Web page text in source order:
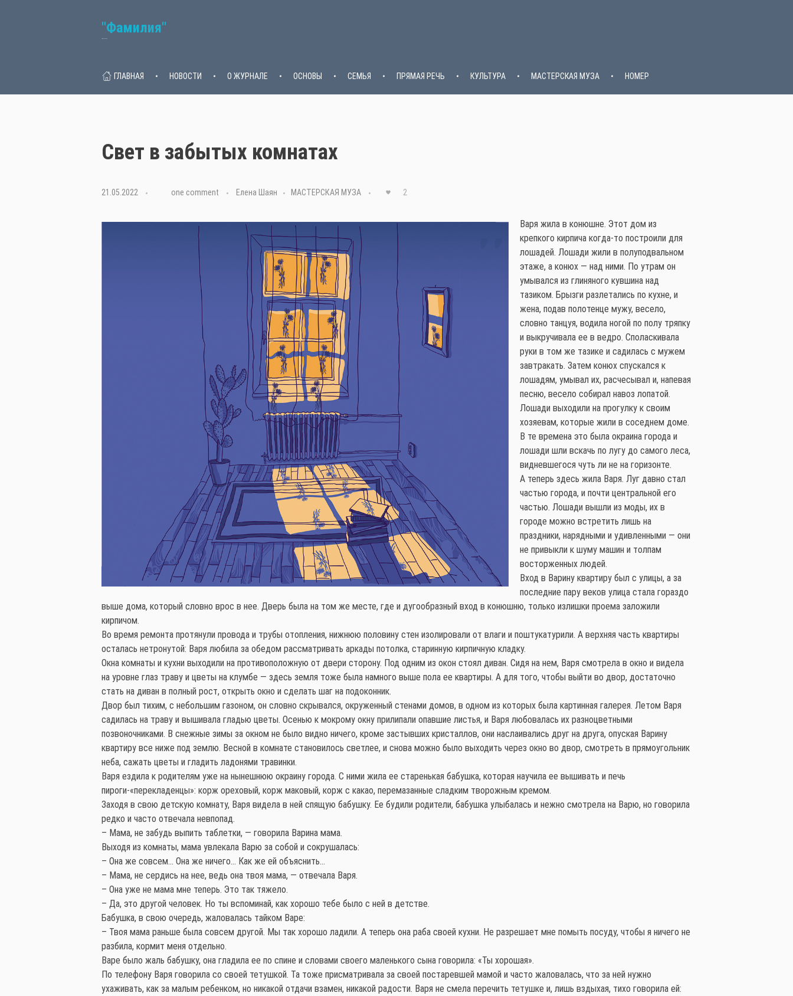
"Фамилия"
ГЛАВНАЯ НОВОСТИ О ЖУРНАЛЕ ОСНОВЫ СЕМЬЯ ПРЯМАЯ РЕЧЬ КУЛЬТУРА МАСТЕРСКАЯ МУЗА НОМЕР
Свет в забытых комнатах
21.05.2022 one comment Елена Шаян МАСТЕРСКАЯ МУЗА 2
Варя жила в конюшне. Этот дом из
крепкого кирпича когда-то построили для
лошадей. Лошади жили в полуподвальном
этаже, а конюх — над ними. По утрам он
умывался из глиняного кувшина над
тазиком. Брызги разлетались по кухне, и
жена, подав полотенце мужу, весело,
словно танцуя, водила ногой по полу тряпку
и выкручивала ее в ведро. Споласкивала
руки в том же тазике и садилась с мужем
завтракать. Затем конюх спускался к
лошадям, умывал их, расчесывал и, напевая
песню, весело собирал навоз лопатой.
Лошади выходили на прогулку к своим
хозяевам, которые жили в соседнем доме.
В те времена это была окраина города и
лошади шли вскачь по лугу до самого леса,
видневшегося чуть ли не на горизонте.
А теперь здесь жила Варя. Луг давно стал
частью города, и почти центральной его
частью. Лошади вышли из моды, их в
городе можно встретить лишь на
праздники, нарядными и удивленными — они
не привыкли к шуму машин и толпам
восторженных людей.
Вход в Варину квартиру был с улицы, а за
последние пару веков улица стала гораздо
выше дома, который словно врос в нее. Дверь была на том же месте, где и дугообразный вход в конюшню, только излишки проема заложили
кирпичом.
Во время ремонта протянули провода и трубы отопления, нижнюю половину стен изолировали от влаги и поштукатурили. А верхняя часть квартиры
осталась нетронутой: Варя любила за обедом рассматривать аркады потолка, старинную кирпичную кладку.
Окна комнаты и кухни выходили на противоположную от двери сторону. Под одним из окон стоял диван. Сидя на нем, Варя смотрела в окно и видела
на уровне глаз траву и цветы на клумбе — здесь земля тоже была намного выше пола ее квартиры. А для того, чтобы выйти во двор, достаточно
стать на диван в полный рост, открыть окно и сделать шаг на подоконник.
Двор был тихим, с небольшим газоном, он словно скрывался, окруженный стенами домов, в одном из которых была картинная галерея. Летом Варя
садилась на траву и вышивала гладью цветы. Осенью к мокрому окну прилипали опавшие листья, и Варя любовалась их разноцветными
позвоночниками. В снежные зимы за окном не было видно ничего, кроме застывших кристаллов, они наслаивались друг на друга, опуская Варину
квартиру все ниже под землю. Весной в комнате становилось светлее, и снова можно было выходить через окно во двор, смотреть в прямоугольник
неба, сажать цветы и гладить ладонями травинки.
Варя ездила к родителям уже на нынешнюю окраину города. С ними жила ее старенькая бабушка, которая научила ее вышивать и печь
пироги-«перекладенцы»: корж ореховый, корж маковый, корж с какао, перемазанные сладким творожным кремом.
Заходя в свою детскую комнату, Варя видела в ней спящую бабушку. Ее будили родители, бабушка улыбалась и нежно смотрела на Варю, но говорила
редко и часто отвечала невпопад.
– Мама, не забудь выпить таблетки, — говорила Варина мама.
Выходя из комнаты, мама увлекала Варю за собой и сокрушалась:
– Она же совсем… Она же ничего… Как же ей объяснить…
– Мама, не сердись на нее, ведь она твоя мама, — отвечала Варя.
– Она уже не мама мне теперь. Это так тяжело.
– Да, это другой человек. Но ты вспоминай, как хорошо тебе было с ней в детстве.
Бабушка, в свою очередь, жаловалась тайком Варе:
– Твоя мама раньше была совсем другой. Мы так хорошо ладили. А теперь она раба своей кухни. Не разрешает мне помыть посуду, чтобы я ничего не
разбила, кормит меня отдельно.
Варе было жаль бабушку, она гладила ее по спине и словами своего маленького сына говорила: «Ты хорошая».
По телефону Варя говорила со своей тетушкой. Та тоже присматривала за своей постаревшей мамой и часто жаловалась, что за ней нужно
ухаживать, как за малым ребенком, но никакой отдачи взамен, никакой радости. Варя не смела перечить тетушке и, лишь вздыхая, тихо говорила ей: